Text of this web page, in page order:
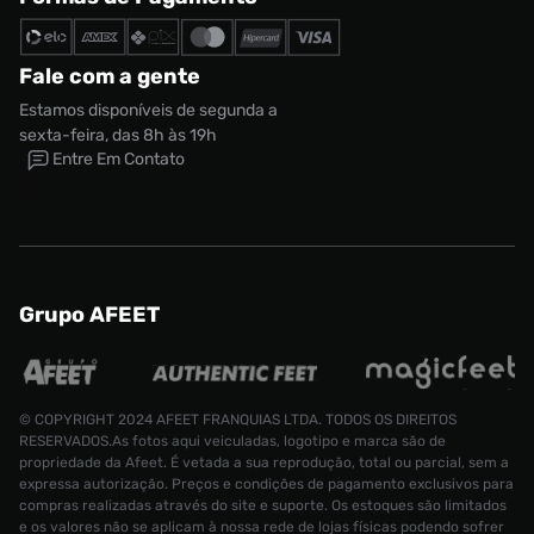
Fale com a gente
Estamos disponíveis de segunda a
sexta-feira, das 8h às 19h
Entre Em Contato
Grupo AFEET
© COPYRIGHT 2024 AFEET FRANQUIAS LTDA. TODOS OS DIREITOS
RESERVADOS.As fotos aqui veiculadas, logotipo e marca são de
propriedade da Afeet. É vetada a sua reprodução, total ou parcial, sem a
expressa autorização. Preços e condições de pagamento exclusivos para
compras realizadas através do site e suporte. Os estoques são limitados
e os valores não se aplicam à nossa rede de lojas físicas podendo sofrer